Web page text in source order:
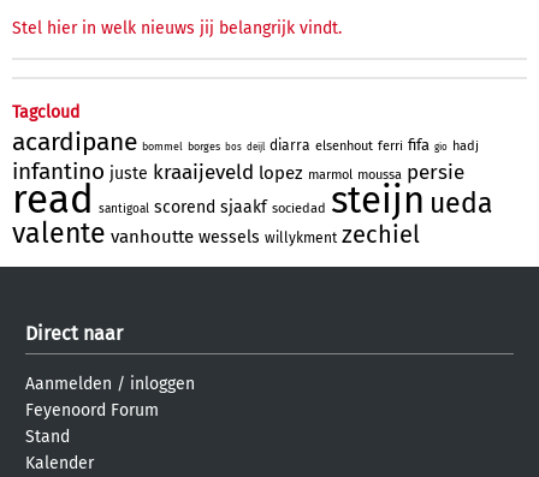
Stel hier in welk nieuws jij belangrijk vindt.
Tagcloud
acardipane bommel borges bos deijl diarra elsenhout ferri fifa gio hadj
infantino juste kraaijeveld lopez marmol moussa persie
read santigoal scorend sjaakf sociedad steijn ueda
valente vanhoutte wessels willykment zechiel
Direct naar
Aanmelden / inloggen
Feyenoord Forum
Stand
Kalender